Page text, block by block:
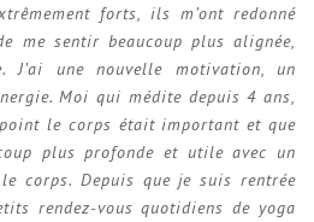
forts, ils m’ont redonné
me sentir beaucoup plus alignée,
J’ai une nouvelle motivation, un
Moi qui médite depuis 4 ans,
le corps était important et que
plus profonde et utile avec un
corps. Depuis que je suis rentrée
rendez-vous quotidiens de yoga